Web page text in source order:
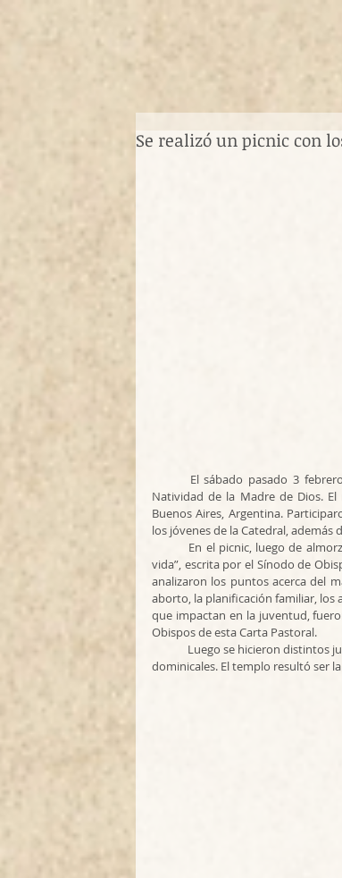
Se realizó un picnic con
Natividad de la Madre de Dios.
Buenos Aires, Argentina.
los jóvenes de la Catedral,
vida”, escrita por el Sínodo de
analizaron los puntos acerca del
aborto, la planificación familiar, los
que impactan en la juventud,
Obispos de esta Carta Pastoral.
dominicales. El templo resultó ser